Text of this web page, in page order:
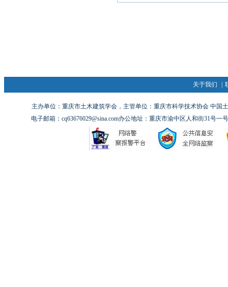
关于我们
主办单位：重庆市土木建筑学会，主管单位：重庆市科学技术协会 中国
电子邮箱：cq63676029@sina.com办公地址：重庆市渝中区人和街31号一